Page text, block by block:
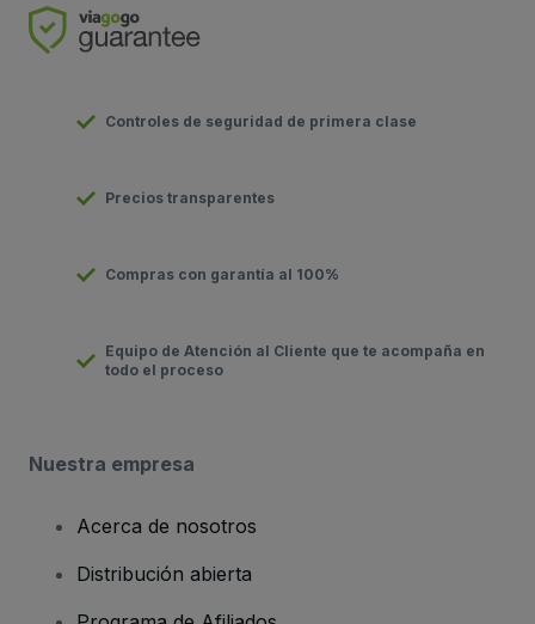
Controles de seguridad de primera clase
Precios transparentes
Compras con garantía al 100%
Equipo de Atención al Cliente que te acompaña en
todo el proceso
Nuestra empresa
Acerca de nosotros
Distribución abierta